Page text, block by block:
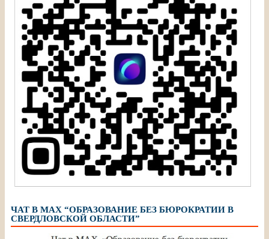
ЧАТ В МАХ “ОБРАЗОВАНИЕ БЕЗ БЮРОКРАТИИ В
СВЕРДЛОВСКОЙ ОБЛАСТИ”